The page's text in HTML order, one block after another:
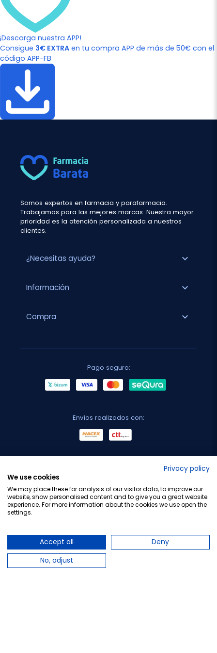
¡Descarga nuestra APP!
Consigue 3€ EXTRA en tu compra APP de más de 50€ con el
código APP-FB
Somos expertos en farmacia y parafarmacia.
Trabajamos para las mejores marcas. Nuestra mayor
prioridad es la atención personalizada a nuestros
clientes.
¿Necesitas ayuda? expand_more
Información expand_more
Compra expand_more
Pago seguro:
Envíos realizados con:
Privacy policy
We use cookies
We may place these for analysis of our visitor data, to improve our
website, show personalised content and to give you a great website
experience. For more information about the cookies we use open the
settings.
Accept all
Deny
No, adjust